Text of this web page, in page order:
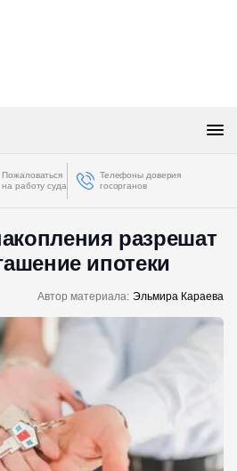
Пожаловаться
на работу суда
Телефоны доверия
госорганов
разрешат
ипотеки
Автор материала: Эльмира Караева